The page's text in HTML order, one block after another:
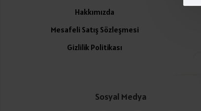
Hakkımızda
Mesafeli Satış Sözleşmesi
Gizlilik Politikası
Sosyal Medya